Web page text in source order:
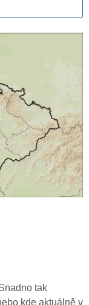
tak
kde aktuálně v